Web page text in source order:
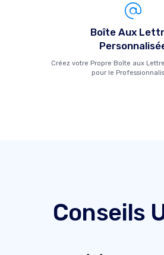
Boîte Aux
Créez votre Propre Boîte aux
pour le
Conseils